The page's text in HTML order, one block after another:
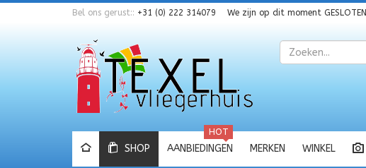
Bel ons gerust:: +31 (0) 222 314079 We zijn op dit moment GESLOTEN
Zoeken
SHOP AANBIEDINGEN
HOT
MERKEN WINKEL